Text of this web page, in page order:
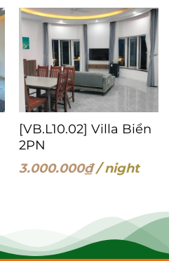
[VB.L10.02] Villa Biển
2PN
3.000.000₫/ night